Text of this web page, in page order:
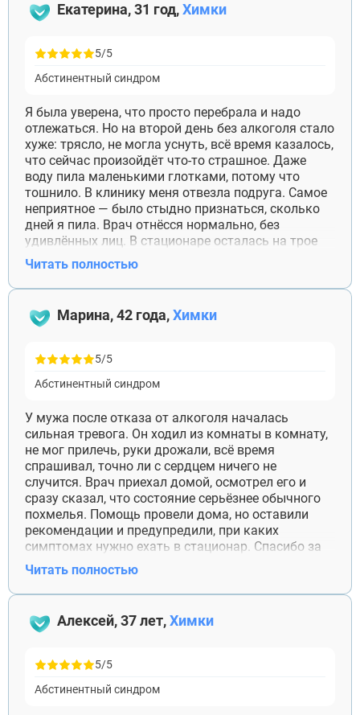
Екатерина, 31 год,Химки
5/5
Абстинентный синдром
Я была уверена, что просто перебрала и надо
отлежаться. Но на второй день без алкоголя стало
хуже: трясло, не могла уснуть, всё время казалось,
что сейчас произойдёт что-то страшное. Даже
воду пила маленькими глотками, потому что
тошнило. В клинику меня отвезла подруга. Самое
неприятное — было стыдно признаться, сколько
дней я пила. Врач отнёсся нормально, без
удивлённых лиц. В стационаре осталась на трое
суток. Сейчас прошло почти три месяца. Алкоголь
не употребляю и продолжаю ездить на
консультации. Отдельное спасибо врачу, который
тяжёлое утро и дома терпеть её опасно.
Читать полностью
Марина, 42 года,Химки
5/5
Абстинентный синдром
У мужа после отказа от алкоголя началась
сильная тревога. Он ходил из комнаты в комнату,
не мог прилечь, руки дрожали, всё время
спрашивал, точно ли с сердцем ничего не
случится. Врач приехал домой, осмотрел его и
сразу сказал, что состояние серьёзнее обычного
похмелья. Помощь провели дома, но оставили
рекомендации и предупредили, при каких
симптомах нужно ехать в стационар. Спасибо за
спокойствие. Я сама в тот момент очень
нервничала, а специалист объяснял всё простыми
словами. С того обращения прошло около шести
недель, муж продолжает лечение.
Читать полностью
Алексей, 37 лет,Химки
5/5
Абстинентный синдром